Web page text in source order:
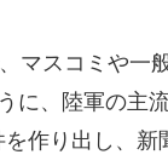
マスコミや
に、陸軍の主
作り出し、